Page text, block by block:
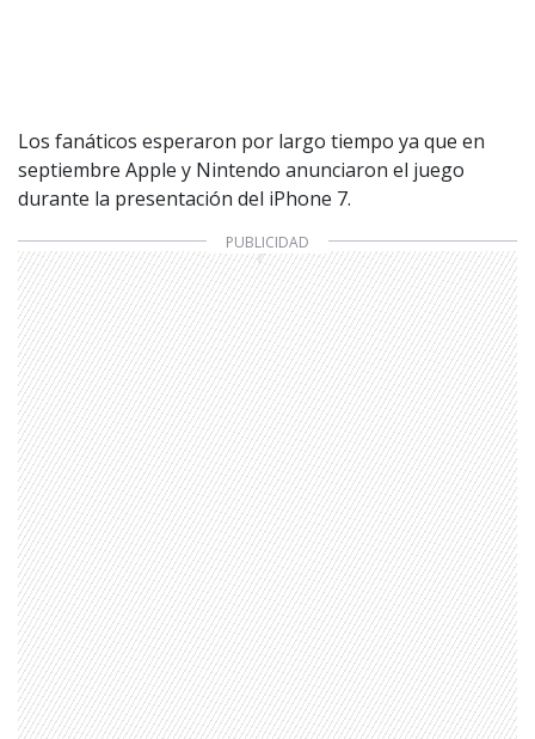
Los fanáticos esperaron por largo tiempo ya que en
septiembre Apple y Nintendo anunciaron el juego
durante la presentación del iPhone 7.